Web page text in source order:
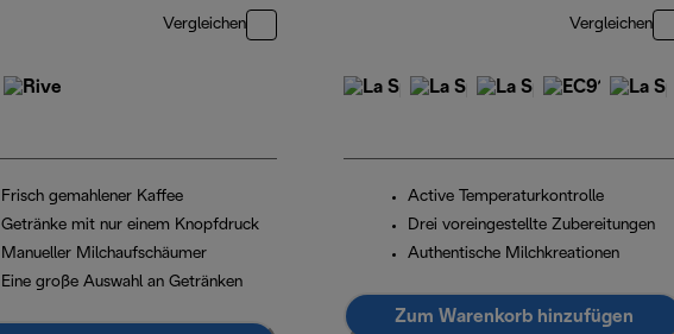
Vergleichen
Frisch gemahlener Kaffee
Getränke mit nur einem Knopfdruck
Manueller Milchaufschäumer
Eine große Auswahl an Getränken
Vergleichen
Active Temperaturkontrolle
Drei voreingestellte Zubereitungen
Authentische Milchkreationen
Zum Warenkorb hinzufügen